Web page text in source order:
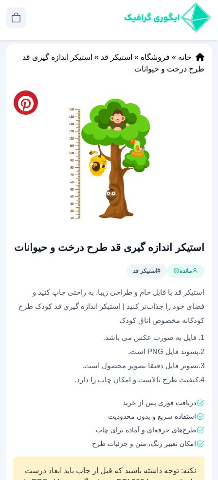
خانه » فروشگاه » استیکر قد » استیکر اندازه گیری قد
طرح درخت و حیوانات
استیکر اندازه گیری قد طرح درخت و حیوانات
مائده #استیکر قد
استیکر قد با فایل خام و طراحی زیبا. به راحتی چاپ کنید و
فضای خود را جذاب‌تر کنید | استیکر اندازه گیری قد کودک طرح
کودکانه مخصوص اتاق کودک
1. فایل به صورت عکس می باشد.
2.پسوند فایل PNG است.
3.تصویر فایل دقیقا تصویر محصول است.
4.کیفیت طرح بالاست و امکان چاپ را دارد.
دریافت فوری پس از خرید
استفاده سریع و بدون محدودیت
طرح‌های حرفه‌ای و آماده برای چاپ
امکان تغییر رنگ، متن و جزئیات طرح
نکته: توجه داشته باشید که قبل از چاپ باید ابعاد درست